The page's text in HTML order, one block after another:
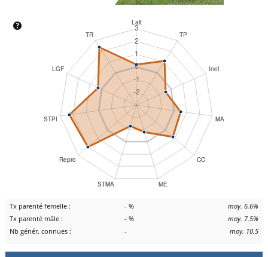
Tx parenté femelle : - %
moy. 6.6%
Tx parenté mâle :
- %
moy. 7.5%
Nb génér. connues :
- moy. 10.5